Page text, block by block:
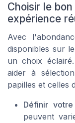
Choisir le
expérience
Avec
disponibles sur
un choix
aider à
papilles et celles
Définir
peuvent